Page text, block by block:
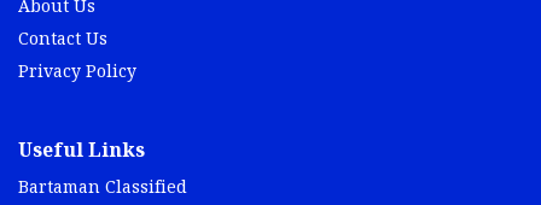
About Us
Contact Us
Privacy Policy
Useful Links
Bartaman Classified